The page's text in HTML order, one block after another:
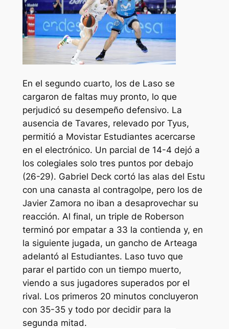
En el segundo cuarto, los de Laso se
cargaron de faltas muy pronto, lo que
perjudicó su desempeño defensivo. La
ausencia de Tavares, relevado por Tyus,
permitió a Movistar Estudiantes acercarse
en el electrónico. Un parcial de 14-4 dejó a
los colegiales solo tres puntos por debajo
(26-29). Gabriel Deck cortó las alas del Estu
con una canasta al contragolpe, pero los de
Javier Zamora no iban a desaprovechar su
reacción. Al final, un triple de Roberson
terminó por empatar a 33 la contienda y, en
la siguiente jugada, un gancho de Arteaga
adelantó al Estudiantes. Laso tuvo que
parar el partido con un tiempo muerto,
viendo a sus jugadores superados por el
rival. Los primeros 20 minutos concluyeron
con 35-35 y todo por decidir para la
segunda mitad.